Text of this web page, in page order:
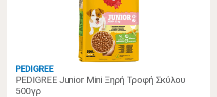
PEDIGREE
PEDIGREE Junior Mini Ξηρή Τροφή Σκύλου
500γρ